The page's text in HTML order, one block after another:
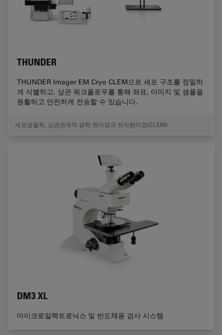
THUNDER
THUNDER Imager EM Cryo CLEM으로 세포 구조를 정밀하
게 식별하고, 상관 워크플로우를 통해 좌표, 이미지 및 샘플을
원활하고 안전하게 전송할 수 있습니다.
세포생물학, 상관관계적 광학 현미경과 전자현미경(CLEM)
DM3 XL
마이크로일렉트로닉스 및 반도체용 검사 시스템